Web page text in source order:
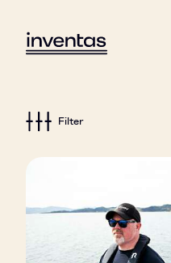
Filter